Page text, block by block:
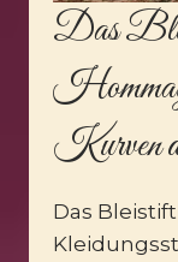
Das
Kurven
Das